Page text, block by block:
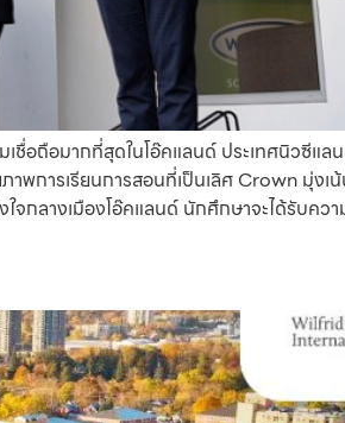
อถือมากที่สุดในโอ๊คแลนด์ ประเทศนิวซีแล
ารเรียนการสอนที่เป็นเลิศ Crown มุ่งเ
กลางเมืองโอ๊คแลนด์ นักศึกษาจะได้รับควา